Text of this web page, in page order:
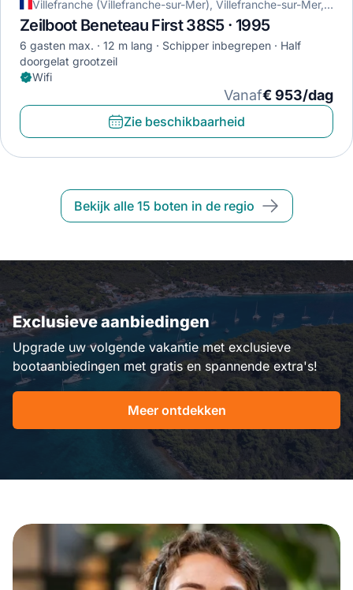
Villefranche (Villefranche-sur-Mer), Villefranche-sur-Mer, Frankrijk
Zeilboot Beneteau First 38S5 · 1995
6 gasten max. 12 m lang Schipper inbegrepen
Half
doorgelat grootzeil
Wifi
Vanaf€ 953/dag
Zie beschikbaarheid
Bekijk alle 15 boten in de regio
Exclusieve aanbiedingen
Upgrade uw volgende vakantie met exclusieve
bootaanbiedingen met gratis en spannende extra's!
Meer ontdekken